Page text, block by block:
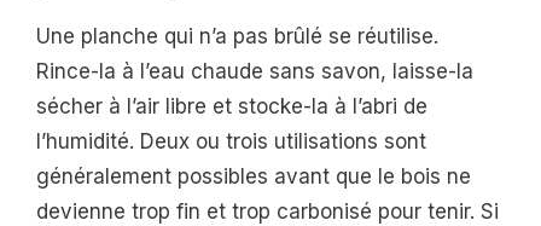
Une planche qui n’a pas brûlé se réutilise.
Rince-la à l’eau chaude sans savon, laisse-la
sécher à l’air libre et stocke-la à l’abri de
l’humidité. Deux ou trois utilisations sont
généralement possibles avant que le bois ne
devienne trop fin et trop carbonisé pour tenir. Si